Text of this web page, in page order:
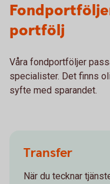
portfölj
Våra fondportföljer
specialister. Det finns
syfte med sparandet.
Transfer
När du tecknar